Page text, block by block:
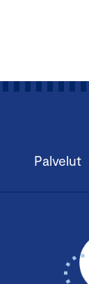
Palvelut